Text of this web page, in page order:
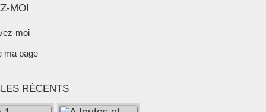
MOI
moi
ma page
RÉCENTS